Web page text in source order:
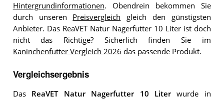
Hintergrundinformationen. Obendrein bekommen Sie
durch unseren Preisvergleich gleich den günstigsten
Anbieter. Das ReaVET Natur Nagerfutter 10 Liter ist doch
nicht das Richtige? Sicherlich finden Sie im
Kaninchenfutter Vergleich 2026 das passende Produkt.
Vergleichsergebnis
Das ReaVET Natur Nagerfutter 10 Literwurde in